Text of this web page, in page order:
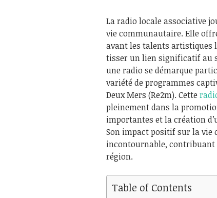
La radio locale associative
vie communautaire. Elle
avant les talents artistiques
tisser un lien significatif au
une radio se démarque
variété de programmes
Deux Mers (Re2m). Cette
pleinement dans la
importantes et la création
Son impact positif sur la vie
incontournable, contribuant
région.
Table of Contents